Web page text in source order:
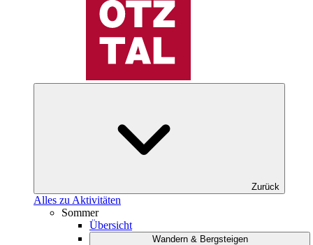
Zurück
Alles zu Aktivitäten
Sommer
Übersicht
Wandern & Bergsteigen